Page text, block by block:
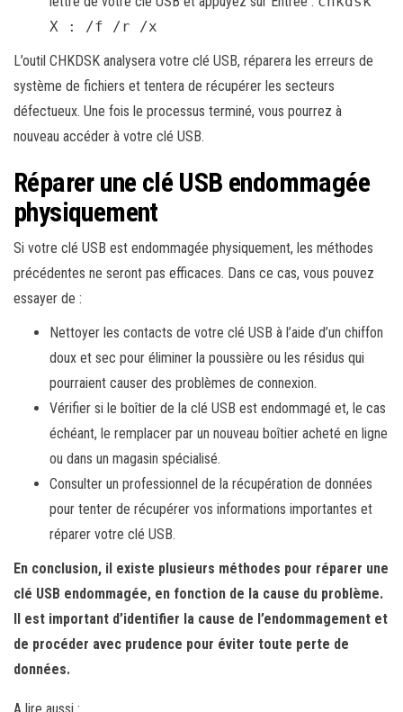
X : /f /r /x
L’outil CHKDSK analysera votre clé USB, réparera les erreurs de
système de fichiers et tentera de récupérer les secteurs
défectueux. Une fois le processus terminé, vous pourrez à
nouveau accéder à votre clé USB.
Réparer une clé USB endommagée
physiquement
Si votre clé USB est endommagée physiquement, les méthodes
précédentes ne seront pas efficaces. Dans ce cas, vous pouvez
essayer de :
Nettoyer les contacts de votre clé USB à l’aide d’un chiffon
doux et sec pour éliminer la poussière ou les résidus qui
pourraient causer des problèmes de connexion.
Vérifier si le boîtier de la clé USB est endommagé et, le cas
échéant, le remplacer par un nouveau boîtier acheté en ligne
ou dans un magasin spécialisé.
Consulter un professionnel de la récupération de données
pour tenter de récupérer vos informations importantes et
réparer votre clé USB.
En conclusion, il existe plusieurs méthodes pour réparer une
clé USB endommagée, en fonction de la cause du problème.
Il est important d’identifier la cause de l’endommagement et
de procéder avec prudence pour éviter toute perte de
données.